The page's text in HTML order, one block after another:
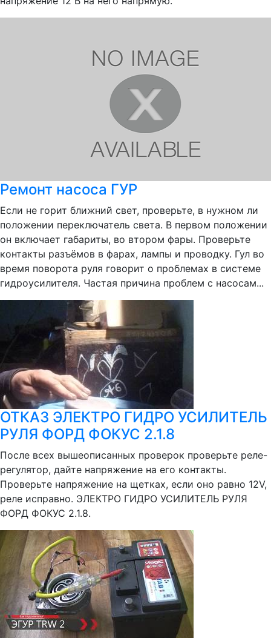
Ремонт насоса ГУР
Если не горит ближний свет, проверьте, в нужном ли
положении переключатель света. В первом положении
он включает габариты, во втором фары. Проверьте
контакты разъёмов в фарах, лампы и проводку. Гул во
время поворота руля говорит о проблемах в системе
гидроусилителя. Частая причина проблем с насосам...
ОТКАЗ ЭЛЕКТРО ГИДРО УСИЛИТЕЛЬ
РУЛЯ ФОРД ФОКУС 2.1.8
После всех вышеописанных проверок проверьте реле-
регулятор, дайте напряжение на его контакты.
Проверьте напряжение на щетках, если оно равно 12V,
реле исправно. ЭЛЕКТРО ГИДРО УСИЛИТЕЛЬ РУЛЯ
ФОРД ФОКУС 2.1.8.